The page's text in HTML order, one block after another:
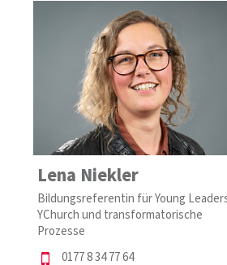
Lena Niekler
Bildungsreferentin für Young
YChurch und transformatorische
Prozesse
0177 8 34 77 64